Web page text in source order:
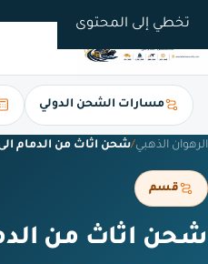
تخطي إلى المحتوى
مسارات الشحن الدولي
الرهوان الذهبي/شحن اثاث من الدمام الى
قسم
شحن اثاث من